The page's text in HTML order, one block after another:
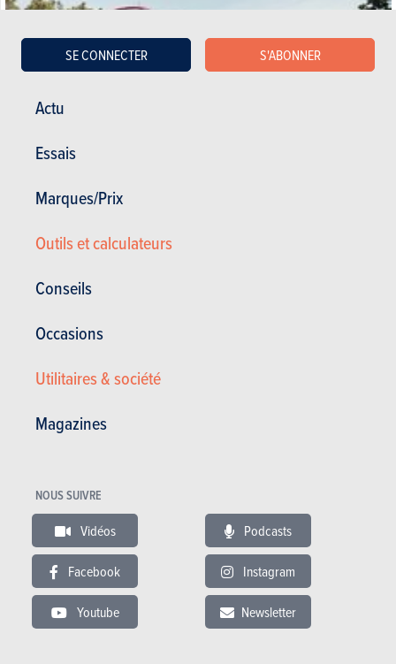
Actu
Essais
Marques/Prix
Outils et calculateurs
Conseils
Occasions
Utilitaires & société
Magazines
SE CONNECTER S'ABONNER
NOUS SUIVRE
Vidéos Podcasts
Facebook Instagram
Youtube Newsletter
Satisfaction générale :15.1 / 20
onhandige centrale bedieningsunit ( airco, radio, GPS). Als je...
MAN6 Live M (2021)
Satisfaction du propriétaire :
Veel te hoog verbruik, bijna 8l/100km, zelfs bij max. start/stop en rustig
rijden. Te hoog toerental bij 120km/hr in 6de:...
20.09.2019
Citroën Grand C4 Picasso - 1.6 BlueHDi 115 S&S
EAT6 Seduction (2016)